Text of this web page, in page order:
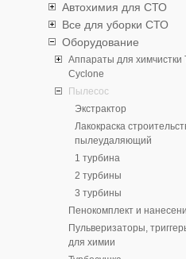
Автохимия для СТО
Все для уборки СТО
Оборудование
Аппараты для химчистки
Cyclone
Пылесос
Экстрактор
Лакокраска
пылеудаляющий
1 турбина
2 турбины
3 турбины
Пенокомплект и
Пульверизаторы,
для химии